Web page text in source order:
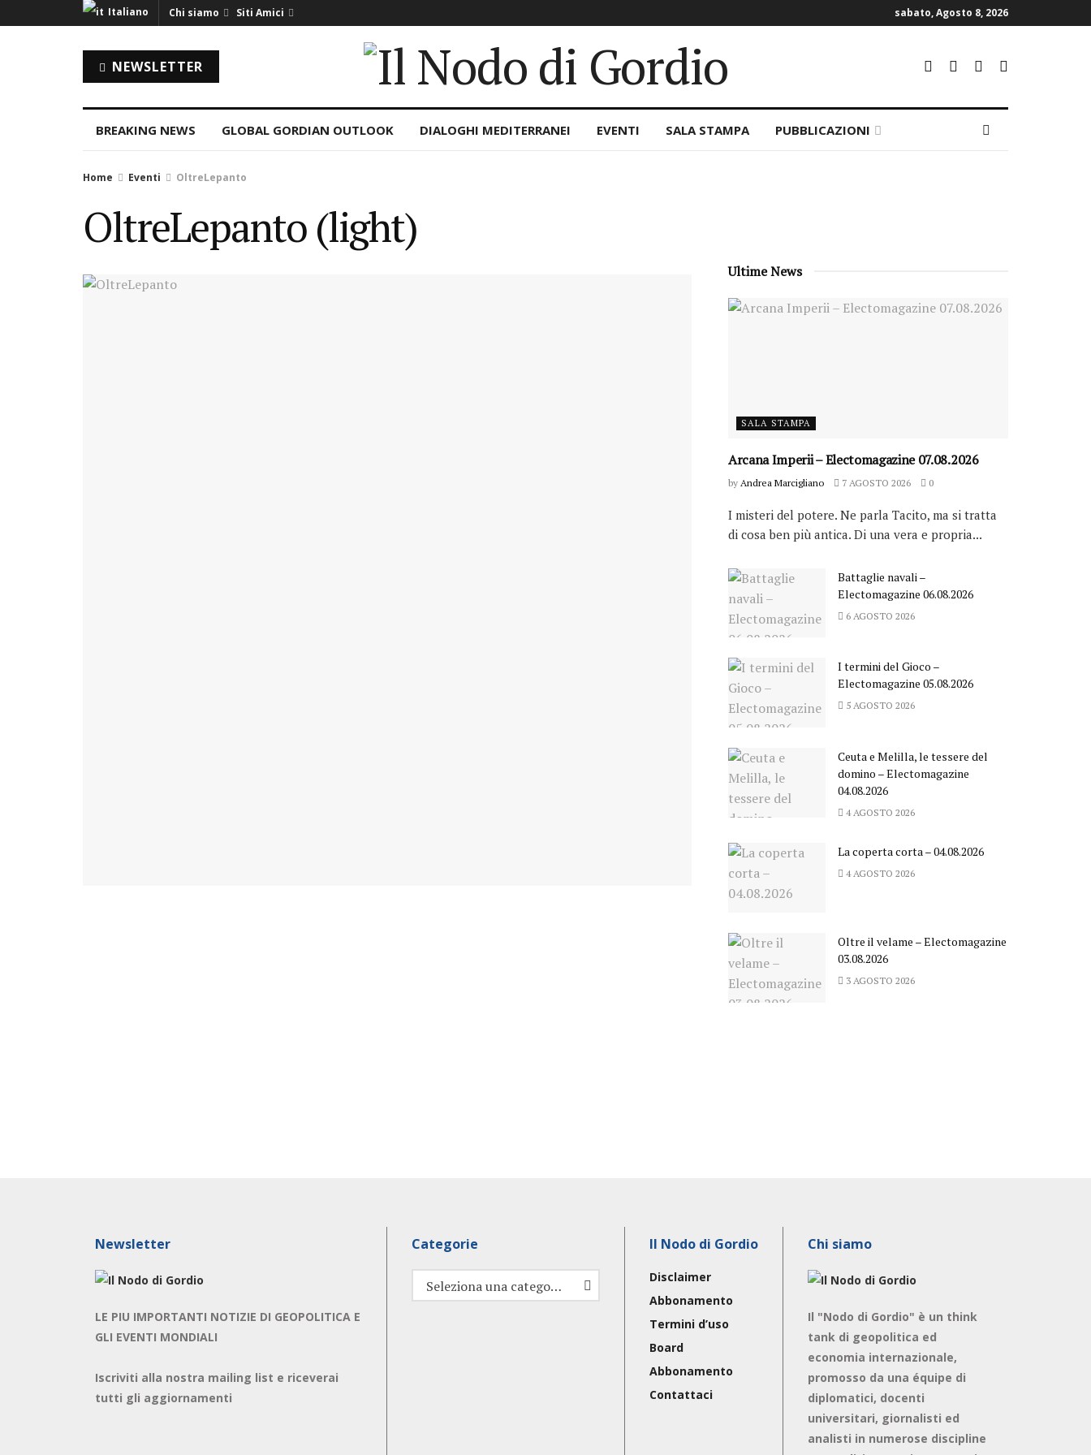
Italiano Chi siamo Siti Amici sabato, Agosto 8, 2026
NEWSLETTER
BREAKING NEWS GLOBAL GORDIAN OUTLOOK DIALOGHI MEDITERRANEI EVENTI SALA STAMPA PUBBLICAZIONI
Home Eventi OltreLepanto
OltreLepanto (light)
Ultime News
SALA STAMPA
Arcana Imperii – Electomagazine 07.08.2026
by Andrea Marcigliano 7 AGOSTO 2026 0
I misteri del potere. Ne parla Tacito, ma si tratta
di cosa ben più antica. Di una vera e propria...
Battaglie navali –
Electomagazine 06.08.2026
6 AGOSTO 2026
I termini del Gioco –
Electomagazine 05.08.2026
5 AGOSTO 2026
Ceuta e Melilla, le tessere del
domino – Electomagazine
04.08.2026
4 AGOSTO 2026
La coperta corta – 04.08.2026
4 AGOSTO 2026
Oltre il velame – Electomagazine
03.08.2026
3 AGOSTO 2026
Newsletter
LE PIU IMPORTANTI NOTIZIE DI GEOPOLITICA E
GLI EVENTI MONDIALI
Iscriviti alla nostra mailing list e riceverai
tutti gli aggiornamenti
Categorie
Categorie Seleziona una categoria
Il Nodo di Gordio
Disclaimer
Abbonamento
Termini d’uso
Board
Abbonamento
Contattaci
Chi siamo
Il "Nodo di Gordio" è un think
tank di geopolitica ed
economia internazionale,
promosso da una équipe di
diplomatici, docenti
universitari, giornalisti ed
analisti in numerose discipline